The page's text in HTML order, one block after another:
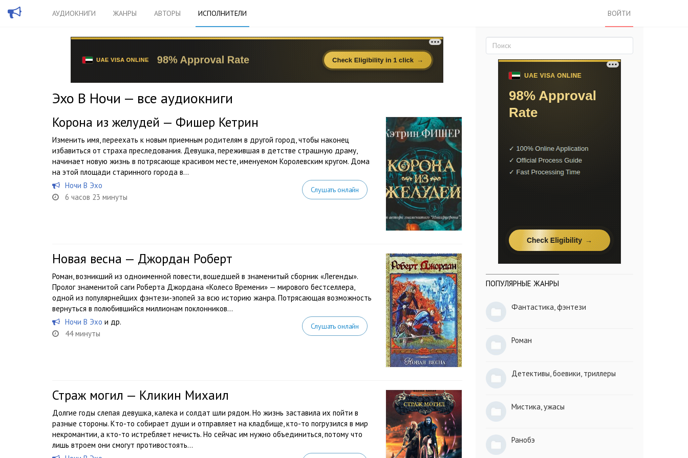
АУДИОКНИГИ ЖАНРЫ АВТОРЫ ИСПОЛНИТЕЛИ ВОЙТИ
Эхо В Ночи — все аудиокниги
Корона из желудей — Фишер Кетрин
Изменить имя, переехать к новым приемным родителям в другой город, чтобы наконец
избавиться от страха преследования. Девушка, пережившая в детстве страшную драму,
начинает новую жизнь в потрясающе красивом месте, именуемом Королевским кругом. Дома
на этой площади старинного города в...
Ночи В Эхо
6 часов 23 минуты
Слушать онлайн
Новая весна — Джордан Роберт
Роман, возникший из одноименной повести, вошедшей в знаменитый сборник «Легенды».
Пролог знаменитой саги Роберта Джордана «Колесо Времени» — мирового бестселлера,
одной из популярнейших фэнтези-эпопей за всю историю жанра. Потрясающая возможность
вернуться в полюбившийся миллионам поклонников...
Ночи В Эхо и др.
44 минуты
Слушать онлайн
Страж могил — Кликин Михаил
Долгие годы слепая девушка, калека и солдат шли рядом. Но жизнь заставила их пойти в
разные стороны. Кто-то собирает души и отправляет на кладбище, кто-то погрузился в мир
некромантии, а кто-то истребляет нечисть. Но сейчас им нужно объединиться, потому что
лишь втроем они смогут противостоять...
ПОПУЛЯРНЫЕ ЖАНРЫ
Фантастика, фэнтези
Роман
Детективы, боевики, триллеры
Мистика, ужасы
Ранобэ